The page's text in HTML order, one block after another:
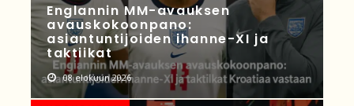
Englannin MM-avauksen
avauskokoonpano:
asiantuntijoiden ihanne-XI ja
taktiikat
08 elokuun 2026